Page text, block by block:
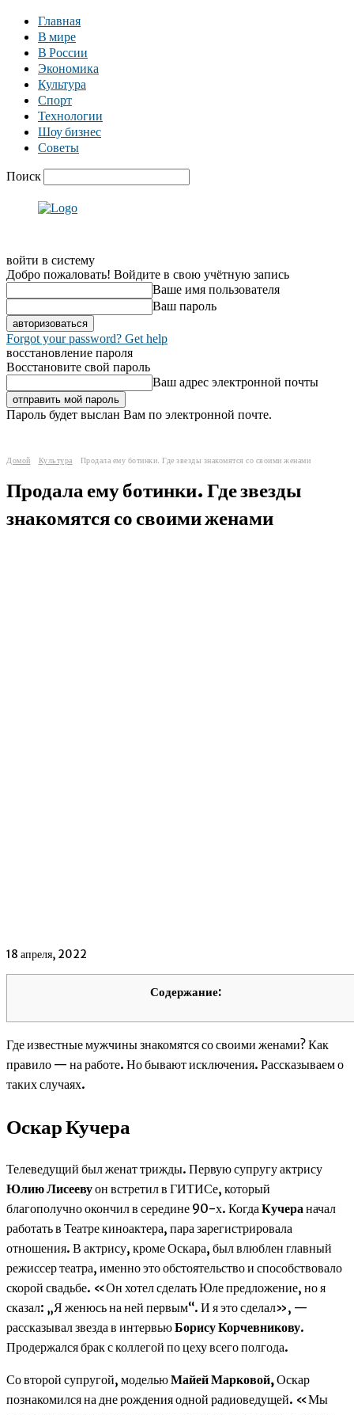
Главная
В мире
В России
Экономика
Культура
Спорт
Технологии
Шоу бизнес
Советы
Поиск
войти в систему
Добро пожаловать! Войдите в свою учётную запись
Ваше имя пользователя
Ваш пароль
Forgot your password? Get help
восстановление пароля
Восстановите свой пароль
Ваш адрес электронной почты
Пароль будет выслан Вам по электронной почте.
Домой Культура Продала ему ботинки. Где звезды знакомятся со своими женами
Продала ему ботинки. Где звезды
знакомятся со своими женами
18 апреля, 2022
Содержание:
Где известные мужчины знакомятся со своими женами? Как
правило — на работе. Но бывают исключения. Рассказываем о
таких случаях.
Оскар Кучера
Телеведущий был женат трижды. Первую супругу актрису
Юлию Лисеевуон встретил в ГИТИСе, который
благополучно окончил в середине 90-х. Когда Кучера начал
работать в Театре киноактера, пара зарегистрировала
отношения. В актрису, кроме Оскара, был влюблен главный
режиссер театра, именно это обстоятельство и способствовало
скорой свадьбе. «Он хотел сделать Юле предложение, но я
сказал: „Я женюсь на ней первым“. И я это сделал», —
рассказывал звезда в интервьюБорису Корчевникову.
Продержался брак с коллегой по цеху всего полгода.
Со второй супругой, модельюМайей Марковой, Оскар
познакомился на дне рождения одной радиоведущей. «Мы